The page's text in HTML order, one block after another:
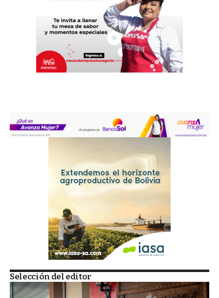
Selección del editor